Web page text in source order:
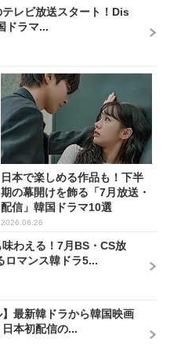
レビ放送スタート！Dis
ドラマ...
日本で楽しめる作品も！下半
期の幕開けを飾る「7月放送・
配信」韓国ドラマ10選
2026.06.26
わえる！7月BS・CS放
ロマンス韓ドラ5...
】最新韓ドラから韓国映画
本初配信の...